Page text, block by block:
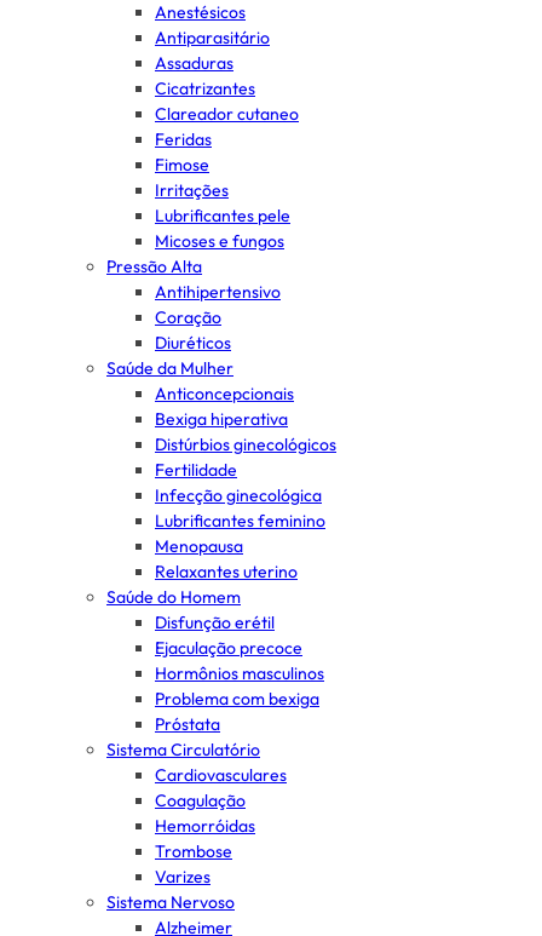
Anestésicos
Antiparasitário
Assaduras
Cicatrizantes
Clareador cutaneo
Feridas
Fimose
Irritações
Lubrificantes pele
Micoses e fungos
Pressão Alta
Antihipertensivo
Coração
Diuréticos
Saúde da Mulher
Anticoncepcionais
Bexiga hiperativa
Distúrbios ginecológicos
Fertilidade
Infecção ginecológica
Lubrificantes feminino
Menopausa
Relaxantes uterino
Saúde do Homem
Disfunção erétil
Ejaculação precoce
Hormônios masculinos
Problema com bexiga
Próstata
Sistema Circulatório
Cardiovasculares
Coagulação
Hemorróidas
Trombose
Varizes
Sistema Nervoso
Alzheimer